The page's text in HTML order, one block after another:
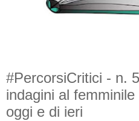
#PercorsiCritici - n.
indagini al
oggi e di ieri